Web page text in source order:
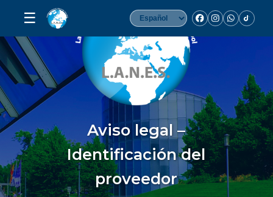
☰
Aviso legal –
Identificación del
proveedor